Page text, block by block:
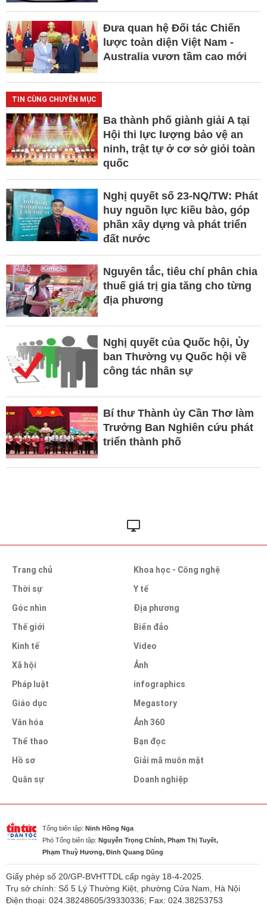
Đưa quan hệ Đối tác Chiến
lược toàn diện Việt Nam -
Australia vươn tầm cao mới
TIN CÙNG CHUYÊN MỤC
Ba thành phố giành giải A tại
Hội thi lực lượng bảo vệ an
ninh, trật tự ở cơ sở giỏi toàn
quốc
Nghị quyết số 23-NQ/TW: Phát
huy nguồn lực kiều bào, góp
phần xây dựng và phát triển
đất nước
Nguyên tắc, tiêu chí phân chia
thuế giá trị gia tăng cho từng
địa phương
Nghị quyết của Quốc hội, Ủy
ban Thường vụ Quốc hội về
công tác nhân sự
Bí thư Thành ủy Cần Thơ làm
Trưởng Ban Nghiên cứu phát
triển thành phố
Trang chủ
Thời sự
Góc nhìn
Thế giới
Kinh tế
Xã hội
Pháp luật
Giáo dục
Văn hóa
Thể thao
Hồ sơ
Quân sự
Khoa học - Công nghệ
Y tế
Địa phương
Biển đảo
Video
Ảnh
infographics
Megastory
Ảnh 360
Bạn đọc
Giải mã muôn mặt
Doanh nghiệp
Tổng biên tập: Ninh Hồng Nga
Phó Tổng biên tập: Nguyễn Trọng Chính, Phạm Thị Tuyết,
Phạm Thuỳ Hương, Đinh Quang Dũng
Giấy phép số 20/GP-BVHTTDL cấp ngày 18-4-2025.
Trụ sở chính: Số 5 Lý Thường Kiệt, phường Cửa Nam, Hà Nội
Điện thoại: 024.38248605/39330336; Fax: 024.38253753